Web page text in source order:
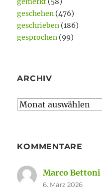
geschehen (476)
geschrieben (186)
gesprochen (99)
ARCHIV
Archiv
KOMMENTARE
Marco Bettoni
6. März 2026